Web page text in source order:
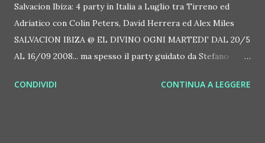
Salvacion Ibiza: 4 party in Italia a Luglio tra Tirreno ed
Adriatico con Colin Peters, David Herrera ed Alex Miles
SALVACION IBIZA @ EL DIVINO OGNI MARTEDI' DAL 20/5
AL 16/09 2008... ma spesso il party guidato da Stefano
performer trasgressive. Ecco il calendario dei party italiani
CONDIVIDI CONTINUA A LEGGERE